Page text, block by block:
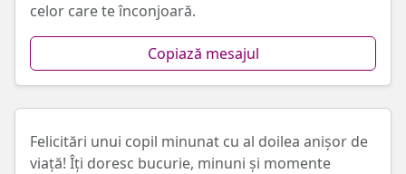
celor care te înconjoară.
Copiază mesajul
Felicitări unui copil minunat cu al doilea anișor de
viață! Îți doresc bucurie, minuni și momente